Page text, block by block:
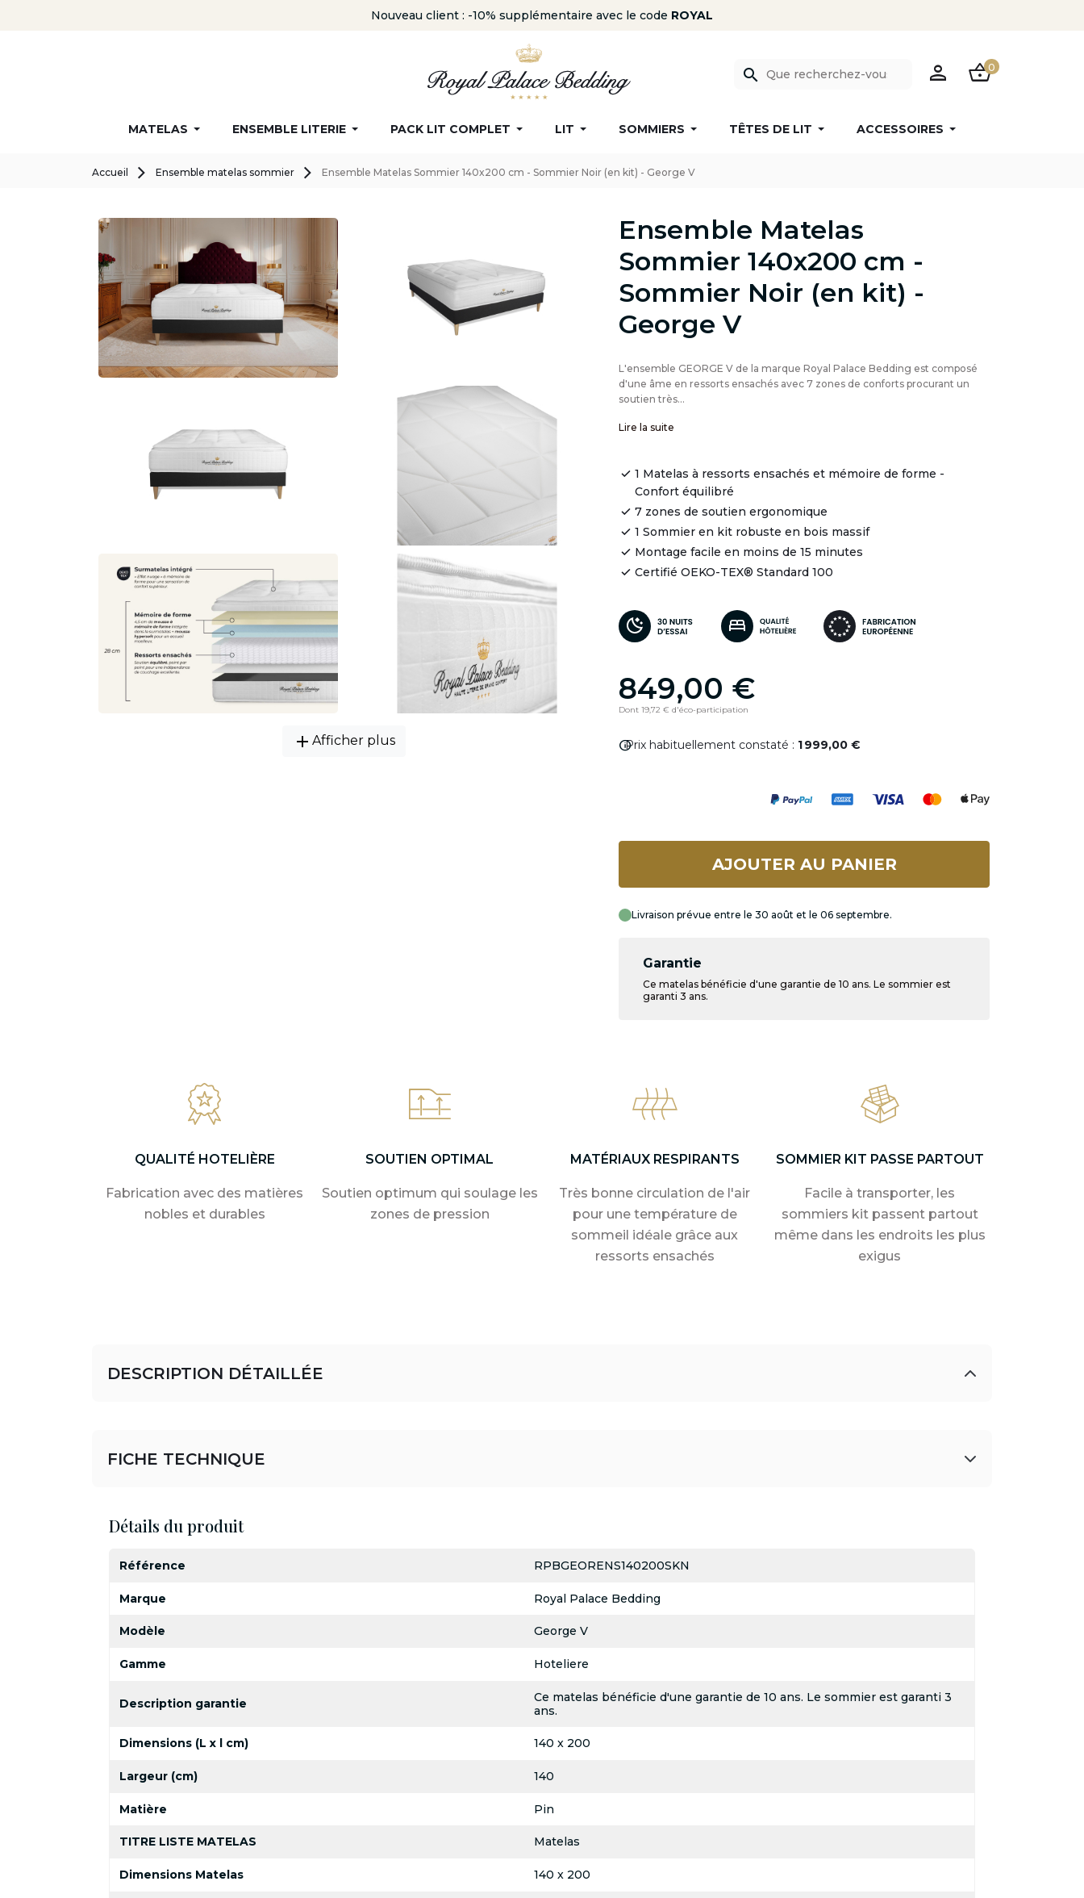
Nouveau client : -10% supplémentaire avec le code ROYAL
search PERSON SHOPPING_BASKET0
MATELAS ENSEMBLE LITERIE PACK LIT COMPLET LIT SOMMIERS TÊTES DE LIT ACCESSOIRES
Accueil Ensemble matelas sommier Ensemble Matelas Sommier 140x200 cm - Sommier Noir (en kit) - George V
add Afficher plus
Ensemble Matelas
Sommier 140x200 cm -
Sommier Noir (en kit) -
George V
L'ensemble GEORGE V de la marque Royal Palace Bedding est composé
d'une âme en ressorts ensachés avec 7 zones de conforts procurant un
soutien très...
Lire la suite
1 Matelas à ressorts ensachés et mémoire de forme -
Confort équilibré
7 zones de soutien ergonomique
1 Sommier en kit robuste en bois massif
Montage facile en moins de 15 minutes
Certifié OEKO-TEX® Standard 100
849,00 €
Dont 19,72 € d'éco-participation
infoPrix habituellement constaté : 1 999,00 €
AJOUTER AU PANIER
Livraison prévue entre le 30 août et le 06 septembre.
Garantie
Ce matelas bénéficie d'une garantie de 10 ans. Le sommier est
garanti 3 ans.
QUALITÉ HOTELIÈRE
Fabrication avec des matières
nobles et durables
SOUTIEN OPTIMAL
Soutien optimum qui soulage les
zones de pression
MATÉRIAUX RESPIRANTS
Très bonne circulation de l'air
pour une température de
sommeil idéale grâce aux
ressorts ensachés
SOMMIER KIT PASSE PARTOUT
Facile à transporter, les
sommiers kit passent partout
même dans les endroits les plus
exigus
DESCRIPTION DÉTAILLÉE
FICHE TECHNIQUE
Détails du produit
Référence RPBGEORENS140200SKN
Marque Royal Palace Bedding
Modèle George V
Gamme Hoteliere
Description garantie
Ce matelas bénéficie d'une garantie de 10 ans. Le sommier est garanti 3
ans.
Dimensions (L x l cm) 140 x 200
Largeur (cm) 140
Matière Pin
TITRE LISTE MATELAS Matelas
Dimensions Matelas 140 x 200